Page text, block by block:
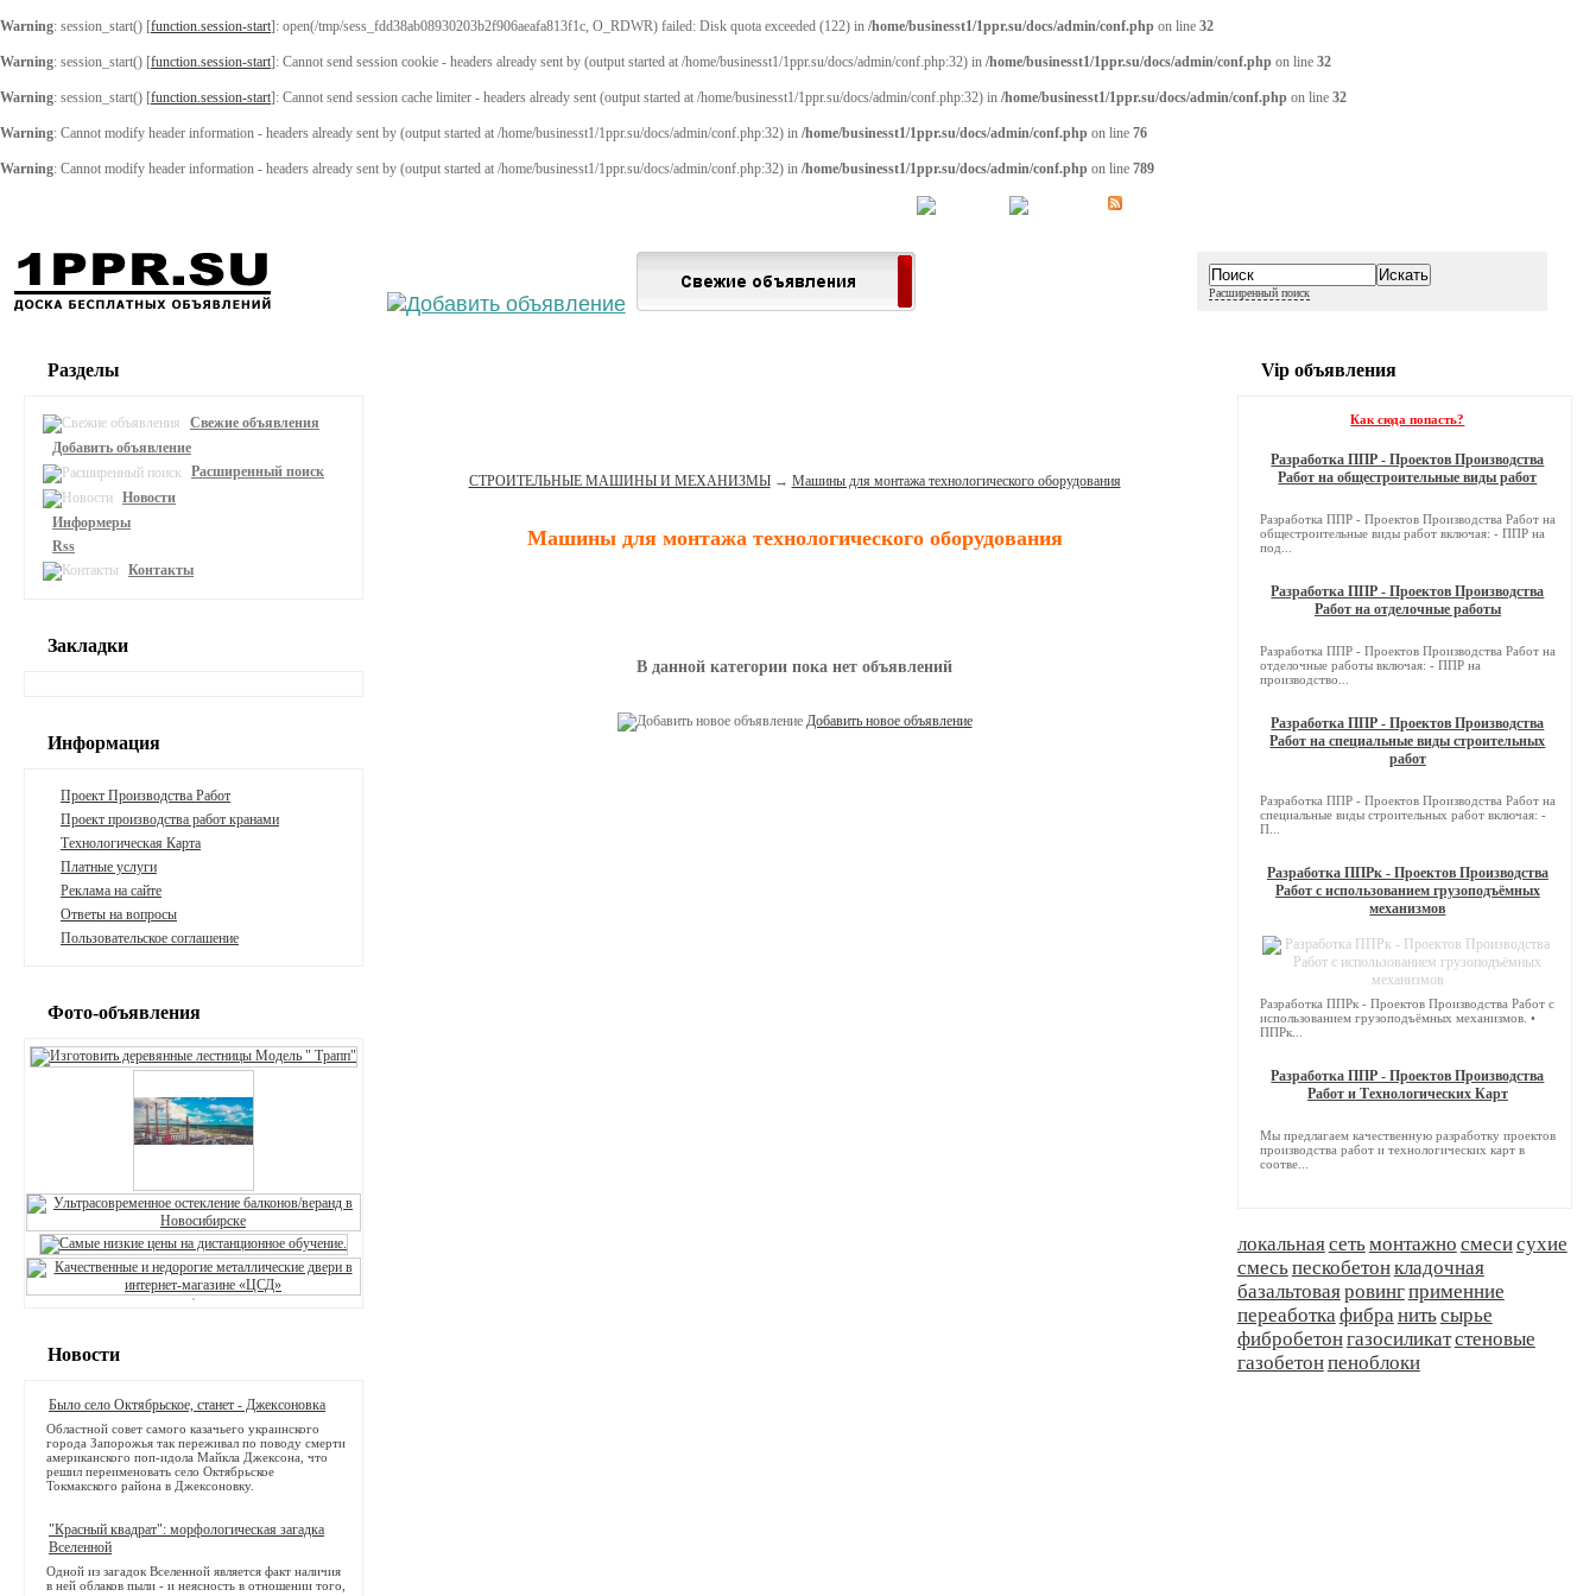
Warning: session_start() [function.session-start]: open(/tmp/sess_fdd38ab08930203b2f906aeafa813f1c, O_RDWR) failed: Disk quota exceeded (122) in /home/businesst1/1ppr.su/docs/admin/conf.php on line 32
Warning: session_start() [function.session-start]: Cannot send session cookie - headers already sent by (output started at /home/businesst1/1ppr.su/docs/admin/conf.php:32) in /home/businesst1/1ppr.su/docs/admin/conf.php on line 32
Warning: session_start() [function.session-start]: Cannot send session cache limiter - headers already sent (output started at /home/businesst1/1ppr.su/docs/admin/conf.php:32) in /home/businesst1/1ppr.su/docs/admin/conf.php on line 32
Warning: Cannot modify header information - headers already sent by (output started at /home/businesst1/1ppr.su/docs/admin/conf.php:32) in /home/businesst1/1ppr.su/docs/admin/conf.php on line 76
Warning: Cannot modify header information - headers already sent by (output started at /home/businesst1/1ppr.su/docs/admin/conf.php:32) in /home/businesst1/1ppr.su/docs/admin/conf.php on line 789
Расширенный поиск
СТРОИТЕЛЬНЫЕ МАШИНЫ И МЕХАНИЗМЫ→ Машины для монтажа технологического оборудования
Машины для монтажа технологического оборудования
В данной категории пока нет объявлений
Добавить новое объявление
Разделы
Свежие объявления
Добавить объявление
Расширенный поиск
Новости
Информеры
Rss
Контакты
Закладки
Информация
Проект Производства Работ
Проект производства работ кранами
Технологическая Карта
Платные услуги
Реклама на сайте
Ответы на вопросы
Пользовательское соглашение
Фото-объявления
Новости
Было село Октябрьское, станет - Джексоновка
Областной совет самого казачьего украинского
города Запорожья так переживал по поводу смерти
американского поп-идола Майкла Джексона, что
решил переименовать село Октябрьское
Токмакского района в Джексоновку.
"Красный квадрат": морфологическая загадка
Вселенной
Одной из загадок Вселенной является факт наличия
в ней облаков пыли - и неясность в отношении того,
Vip объявления
Как сюда попасть?
Разработка ППР - Проектов Производства
Работ на общестроительные виды работ
Разработка ППР - Проектов Производства Работ на
общестроительные виды работ включая: - ППР на
под...
Разработка ППР - Проектов Производства
Работ на отделочные работы
Разработка ППР - Проектов Производства Работ на
отделочные работы включая: - ППР на
производство...
Разработка ППР - Проектов Производства
Работ на специальные виды строительных
работ
Разработка ППР - Проектов Производства Работ на
специальные виды строительных работ включая: -
П...
Разработка ППРк - Проектов Производства
Работ с использованием грузоподъёмных
механизмов
Разработка ППРк - Проектов Производства Работ с
использованием грузоподъёмных механизмов. •
ППРк...
Разработка ППР - Проектов Производства
Работ и Технологических Карт
Мы предлагаем качественную разработку проектов
производства работ и технологических карт в
соотве...
локальнаясетьмонтажно смесисухие
смесьпескобетонкладочная
базальтоваяровингприменние
переаботкафибранитьсырье
фибробетонгазосиликатстеновые
газобетонпеноблоки